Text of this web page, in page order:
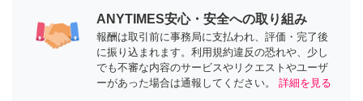
ANYTIMES安心・安全への取り組み
報酬は取引前に事務局に支払われ、評価・完了後
に振り込まれます。利用規約違反の恐れや、少し
でも不審な内容のサービスやリクエストやユーザ
ーがあった場合は通報してください。
詳細を見る